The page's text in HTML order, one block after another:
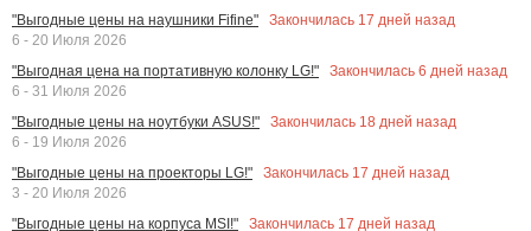
"Выгодные цены на наушники Fifine"
Закончилась 17 дней назад
6 - 20 Июля 2026
"Выгодная цена на портативную колонку LG!"
Закончилась 6 дней назад
6 - 31 Июля 2026
"Выгодные цены на ноутбуки ASUS!"
Закончилась 18 дней назад
6 - 19 Июля 2026
"Выгодные цены на проекторы LG!"
Закончилась 17 дней назад
3 - 20 Июля 2026
"Выгодные цены на корпуса MSI!"
Закончилась 17 дней назад